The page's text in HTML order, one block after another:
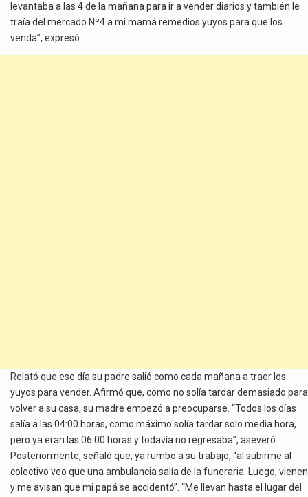
levantaba a las 4 de la mañana para ir a vender diarios y también le
traía del mercado Nº4 a mi mamá remedios yuyos para que los
venda”, expresó.
Relató que ese día su padre salió como cada mañana a traer los
yuyos para vender. Afirmó que, como no solía tardar demasiado para
volver a su casa, su madre empezó a preocuparse. “Todos los días
salía a las 04:00 horas, como máximo solía tardar solo media hora,
pero ya eran las 06:00 horas y todavía no regresaba”, aseveró.
Posteriormente, señaló que, ya rumbo a su trabajo, “al subirme al
colectivo veo que una ambulancia salía de la funeraria. Luego, vienen
y me avisan que mi papá se accidentó”. “Me llevan hasta el lugar del